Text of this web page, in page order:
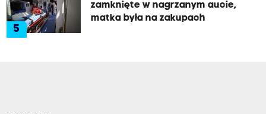
5
zamknięte w nagrzanym aucie,
matka była na zakupach